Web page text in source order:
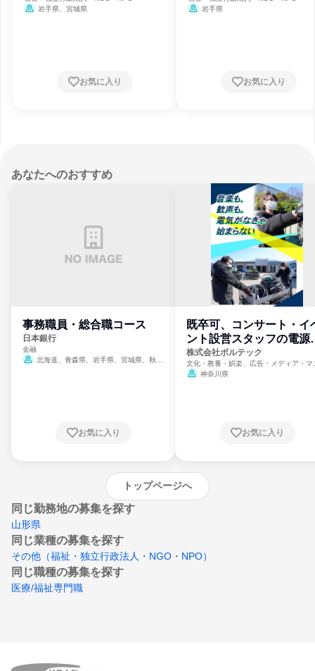
岩手県、宮城県
お気に入り
岩手県
お気に入り
あなたへのおすすめ
事務職員・総合職コース
日本銀行
金融
北海道、青森県、岩手県、宮城県、秋田
崎県、熊本県、大分県、宮崎県、鹿児島県、
お気に入り
既卒可、コンサート・イ
ント設営スタッフの電源
門
株式会社ボルテック
文化・教養・娯楽、広告・メディア・マ
ミ、電力・ガス・水道・エネルギー
神奈川県
お気に入り
トップページへ
同じ勤務地の募集を探す
山形県
同じ業種の募集を探す
その他（福祉・独立行政法人・NGO・NPO）
同じ職種の募集を探す
医療/福祉専門職